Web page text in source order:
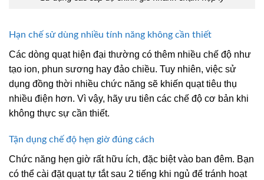
Hạn chế sử dùng nhiều tính năng không cần thiết
Các dòng quạt hiện đại thường có thêm nhiều chế độ như
tạo ion, phun sương hay đảo chiều. Tuy nhiên, việc sử
dụng đồng thời nhiều chức năng sẽ khiến quạt tiêu thụ
nhiều điện hơn. Vì vậy, hãy ưu tiên các chế độ cơ bản khi
không thực sự cần thiết.
Tận dụng chế độ hẹn giờ đúng cách
Chức năng hẹn giờ rất hữu ích, đặc biệt vào ban đêm. Bạn
có thể cài đặt quạt tự tắt sau 2 tiếng khi ngủ để tránh hoạt